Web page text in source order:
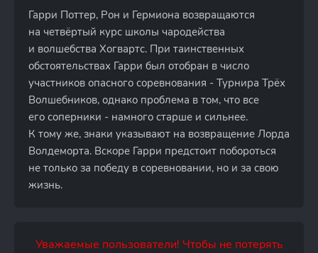
Гарри Поттер, Рон и Гермиона возвращаются
на четвёртый курс школы чародейства
и волшебства Хогвартс. При таинственных
обстоятельствах Гарри был отобран в число
участников опасного соревнования - Турнира Трёх
Волшебников, однако проблема в том, что все
его соперники - намного старше и сильнее.
К тому же, знаки указывают на возвращение Лорда
Волдеморта. Вскоре Гарри предстоит побороться
не только за победу в соревновании, но и за свою
жизнь.
Уважаемые пользователи! Чтобы не потерять